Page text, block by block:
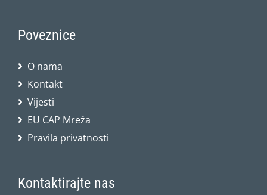
Poveznice
O nama
Kontakt
Vijesti
EU CAP Mreža
Pravila privatnosti
Kontaktirajte nas